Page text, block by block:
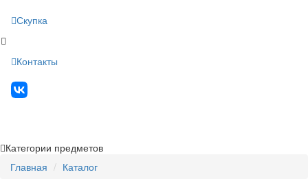
Скупка
Контакты
Категории предметов
Главная
Каталог